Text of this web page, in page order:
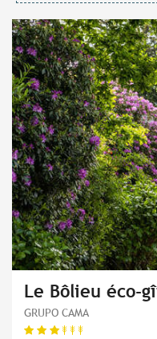
Le Bôlieu éco-
GRUPO CAMA